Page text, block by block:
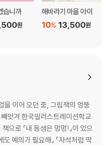
습니까
원
해바라기 마을 아이
13,500원
10%
을 이어 오던 중, 그림책의 엉뚱
앗겨 한국일러스트레이션학교
으로 『내 동생은 멍멍!』이 있으
도 예의가 필요해』 『자석처럼 딱